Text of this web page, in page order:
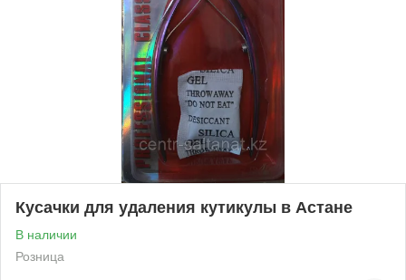
Кусачки для удаления кутикулы в Астане
В наличии
Розница